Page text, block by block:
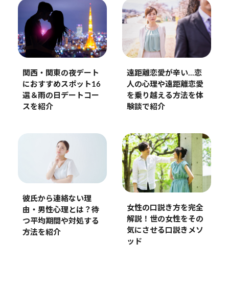
関西・関東の夜デート
におすすめスポット16
選＆雨の日デートコー
スを紹介
遠距離恋愛が辛い…恋
人の心理や遠距離恋愛
を乗り越える方法を体
験談で紹介
彼氏から連絡ない理
由・男性心理とは？待
つ平均期間や対処する
方法を紹介
女性の口説き方を完全
解説！世の女性をその
気にさせる口説きメソ
ッド